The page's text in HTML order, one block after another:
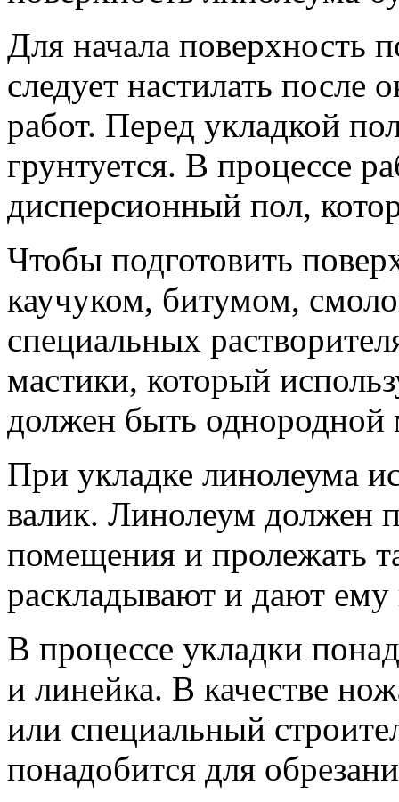
Для начала поверхность
следует настилать после
работ. Перед укладкой
грунтуется. В процессе
дисперсионный пол,
Чтобы подготовить
каучуком, битумом,
специальных
мастики, который
должен быть однородной
При укладке линолеума
валик. Линолеум должен
помещения и пролежать
раскладывают и дают ему
В процессе укладки
и линейка. В качестве
или специальный
понадобится для